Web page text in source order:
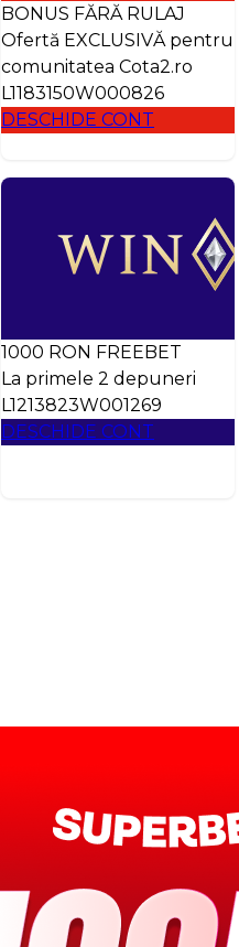
BONUS FĂRĂ RULAJ
Ofertă EXCLUSIVĂ pentru
comunitatea Cota2.ro
L1183150W000826
DESCHIDE CONT
1000 RON FREEBET
La primele 2 depuneri
L1213823W001269
DESCHIDE CONT